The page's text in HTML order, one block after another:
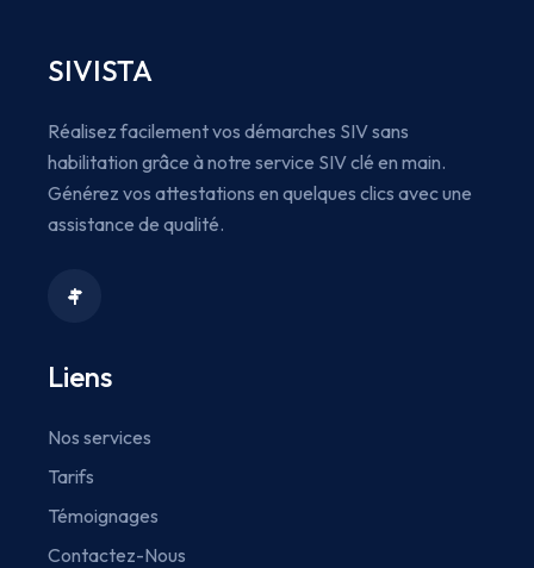
SIVISTA
Réalisez facilement vos démarches SIV sans
habilitation grâce à notre service SIV clé en main.
Générez vos attestations en quelques clics avec une
assistance de qualité.
Liens
Nos services
Tarifs
Témoignages
Contactez-Nous